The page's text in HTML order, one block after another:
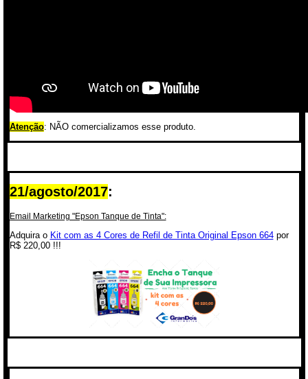
Atenção: NÃO comercializamos esse produto.
21/agosto/2017:
Email Marketing "Epson Tanque de Tinta":
Adquira o Kit com as 4 Cores de Refil de Tinta Original Epson 664por
R$ 220,00 !!!